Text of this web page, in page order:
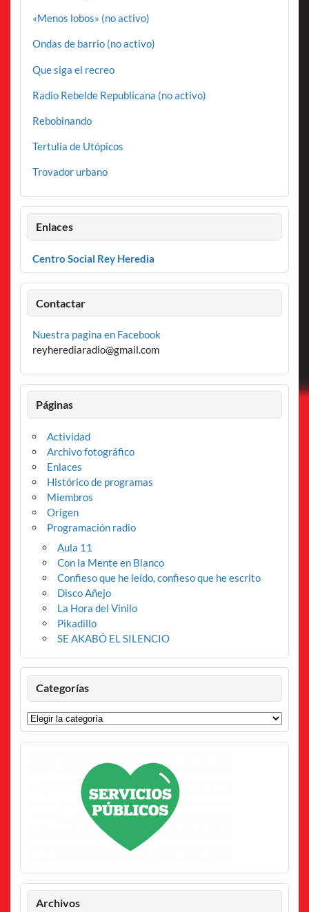
«Menos lobos» (no activo)
Ondas de barrio (no activo)
Que siga el recreo
Radio Rebelde Republicana (no activo)
Rebobinando
Tertulia de Utópicos
Trovador urbano
Enlaces
Centro Social Rey Heredia
Contactar
Nuestra pagina en Facebook
reyherediaradio@gmail.com
Páginas
Actividad
Archivo fotográfico
Enlaces
Histórico de programas
Miembros
Origen
Programación radio
Aula 11
Con la Mente en Blanco
Confieso que he leído, confieso que he escrito
Disco Añejo
La Hora del Vinilo
Pikadillo
SE AKABÓ EL SILENCIO
Categorías
Categorías
Archivos